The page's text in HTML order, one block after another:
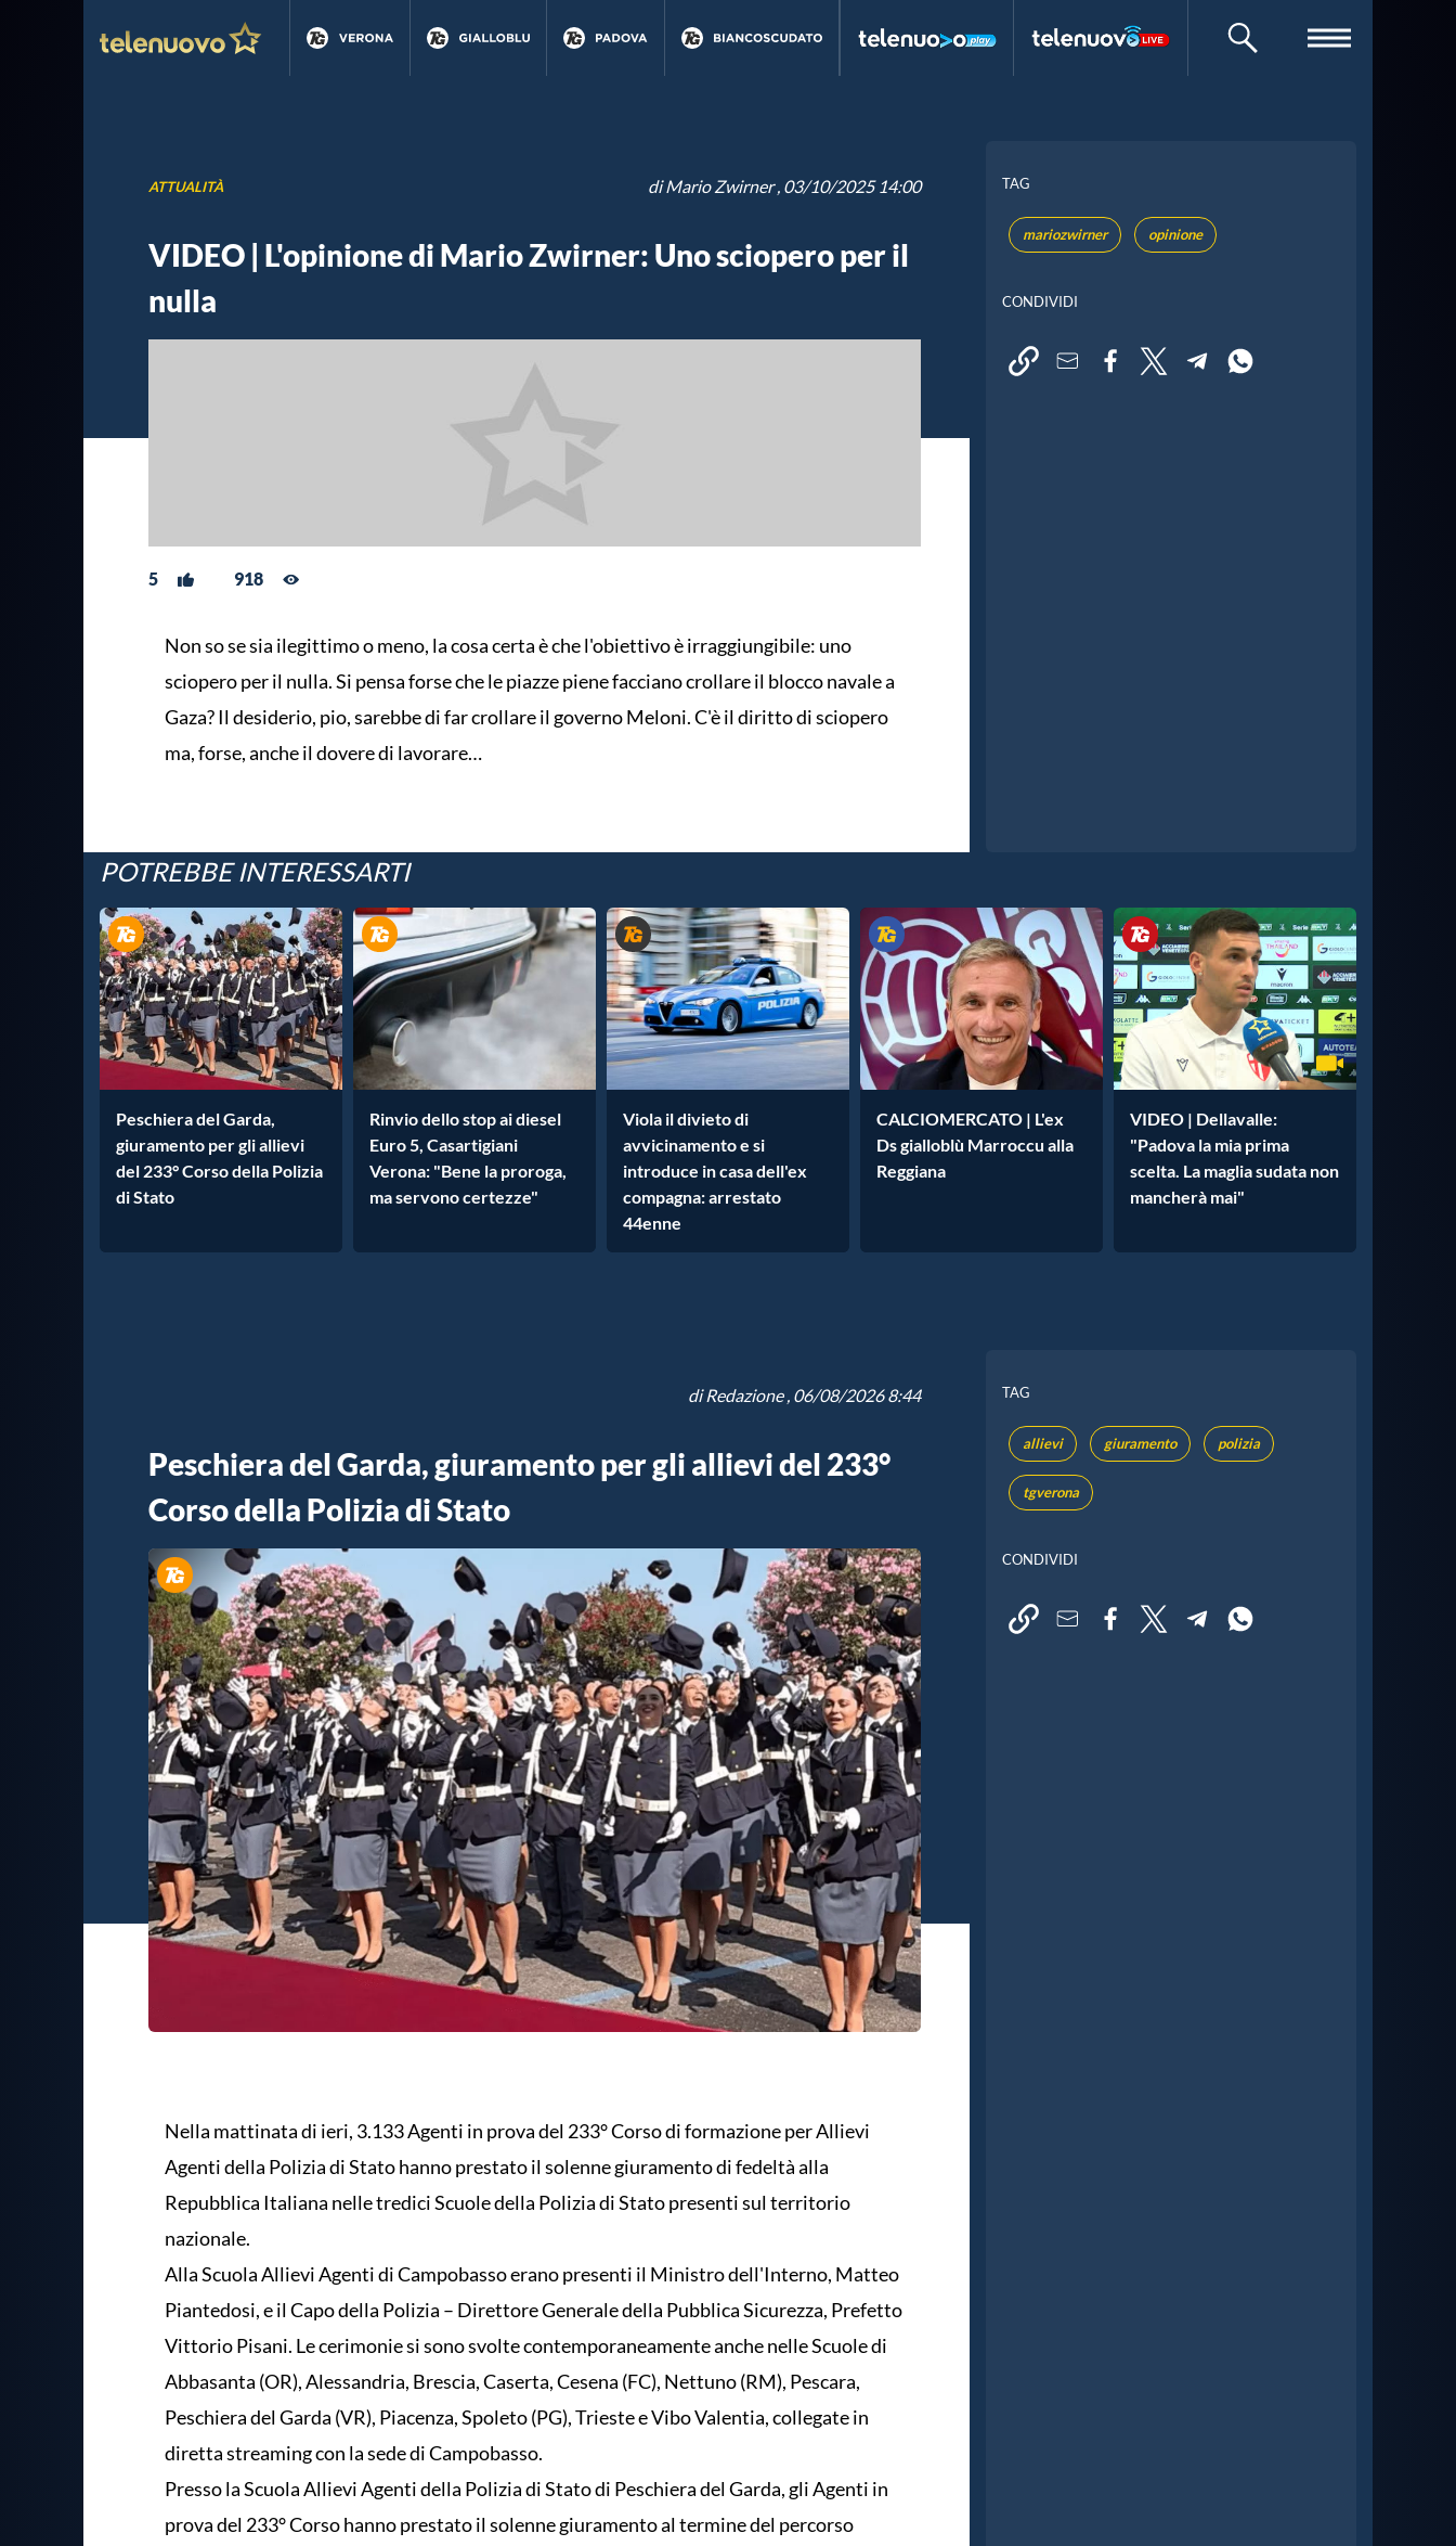
CERCA
ATTUALITÀ diMario Zwirner, 03/10/2025 14:00
VIDEO | L'opinione di Mario Zwirner: Uno sciopero per il
nulla
5 918
Non so se sia ilegittimo o meno, la cosa certa è che l'obiettivo è irraggiungibile: uno
sciopero per il nulla. Si pensa forse che le piazze piene facciano crollare il blocco navale a
Gaza? Il desiderio, pio, sarebbe di far crollare il governo Meloni. C'è il diritto di sciopero
ma, forse, anche il dovere di lavorare…
TAG
mariozwirner opinione
CONDIVIDI
POTREBBE INTERESSARTI
Peschiera del Garda,
giuramento per gli allievi
del 233° Corso della Polizia
di Stato
Rinvio dello stop ai diesel
Euro 5, Casartigiani
Verona: "Bene la proroga,
ma servono certezze"
Viola il divieto di
avvicinamento e si
introduce in casa dell'ex
compagna: arrestato
44enne
CALCIOMERCATO | L'ex
Ds gialloblù Marroccu alla
Reggiana
VIDEO | Dellavalle:
"Padova la mia prima
scelta. La maglia sudata non
mancherà mai"
diRedazione, 06/08/2026 8:44
Peschiera del Garda, giuramento per gli allievi del 233°
Corso della Polizia di Stato
Nella mattinata di ieri, 3.133 Agenti in prova del 233° Corso di formazione per Allievi
Agenti della Polizia di Stato hanno prestato il solenne giuramento di fedeltà alla
Repubblica Italiana nelle tredici Scuole della Polizia di Stato presenti sul territorio
nazionale.
Alla Scuola Allievi Agenti di Campobasso erano presenti il Ministro dell'Interno, Matteo
Piantedosi, e il Capo della Polizia – Direttore Generale della Pubblica Sicurezza, Prefetto
Vittorio Pisani. Le cerimonie si sono svolte contemporaneamente anche nelle Scuole di
Abbasanta (OR), Alessandria, Brescia, Caserta, Cesena (FC), Nettuno (RM), Pescara,
Peschiera del Garda (VR), Piacenza, Spoleto (PG), Trieste e Vibo Valentia, collegate in
diretta streaming con la sede di Campobasso.
Presso la Scuola Allievi Agenti della Polizia di Stato di Peschiera del Garda, gli Agenti in
prova del 233° Corso hanno prestato il solenne giuramento al termine del percorso
TAG
allievi giuramento polizia
tgverona
CONDIVIDI